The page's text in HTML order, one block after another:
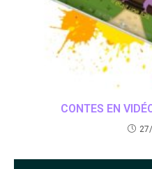
CONTES EN